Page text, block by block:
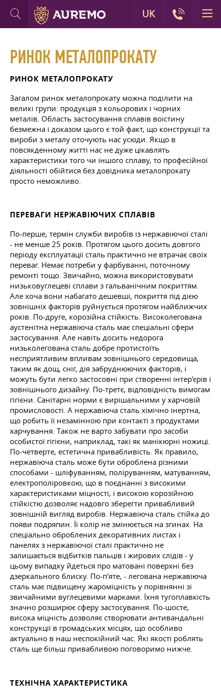
РИНОК МЕТАЛОПРОКАТУ
РИНОК МЕТАЛОПРОКАТУ
Загалом ринок металопрокату можна поділити на
великі групи: продукція з кольорових і чорних
металів. Область застосування сплавів воістину
безмежна і доказом цього є той факт, що конструкції та
вироби з металу оточують нас усюди. Якщо в
повсякденному житті нас не дуже цікавлять
характеристики того чи іншого сплаву, то професійної
діяльності обійтися без довідника металопрокату
просто неможливо.
ПЕРЕВАГИ НЕРЖАВІЮЧИХ СПЛАВІВ
По-перше, термін служби виробів із нержавіючої сталі
- не менше 25 років. Протягом цього досить довгого
періоду експлуатації сталь практично не втрачає своїх
переваг. Немає потреби у фарбуванні, поточному
ремонті тощо. Звичайно, можна використовувати
низьковуглецеві сплави з гальванічним покриттям.
Але хоча вони набагато дешевші, покриття під дією
зовнішніх факторів руйнується протягом найближчих
років. По-друге, корозійна стійкість. Високолегована
аустенітна нержавіюча сталь має спеціальні сфери
застосування. Але навіть досить недорога
низьколегована сталь добре протистоїть
несприятливим впливам зовнішнього середовища,
таким як дощ, сніг, дія забруднюючих факторів, і
можуть бути легко застосовні при створенні інтер'єрів і
зовнішнього дизайну. По-третє, відповідність вимогам
гігієни. Санітарні норми є вирішальними у харчовій
промисловості. А нержавіюча сталь хімічно інертна,
що робить її незамінною при контакті з продуктами
харчування. Також не варто забувати про засоби
особистої гігієни, наприклад, такі як манікюрні ножиці.
По-четверте, естетична привабливість. Як правило,
нержавіюча сталь може бути оброблена різними
способами - шліфуванням, поліруванням, матуванням,
електрополіровкою, що в поєднанні з високими
характеристиками міцності, і високою корозійною
стійкістю дозволяє надовго зберегти привабливий
зовнішній вигляд виробів. Нержавіюча сталь стійка до
появи подряпин. Її колір не змінюється на згинах. На
спеціально оброблених декоративних листах і
панелях з нержавіючої сталі практично не
залишається відбитків пальців і жирових слідів - у
цьому випадку йдеться про матовані поверхні без
дзеркального блиску. По-п'яте, - легована нержавіюча
сталь має підвищену жароміцність у порівнянні зі
звичайними вуглецевими марками. Їхня тугоплавкість
значно розширює сферу застосування. По-шосте,
висока міцність дозволяє створювати антивандальні
конструкції в громадських місцях, що особливо
актуально в наш неспокійний час. Які якості роблять
сталь ще більш привабливою поговоримо нижче.
ТЕХНІЧНА ХАРАКТЕРИСТИКА
UK